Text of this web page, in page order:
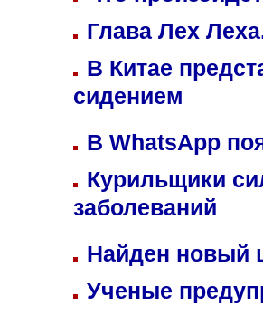
Глава Лех
В Китае
сидением
В WhatsApp
Курильщики
заболеваний
Найден
Ученые